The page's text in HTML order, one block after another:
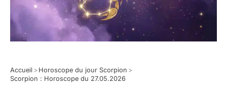
Accueil > Horoscope du jour Scorpion >
Scorpion : Horoscope du 27.05.2026